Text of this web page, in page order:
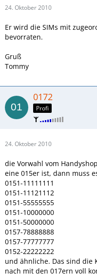
24. Oktober 2010
Er wird die SIMs mit
bevorraten.
Gruß
Tommy
0172
Profi
24. Oktober 2010
die Vorwahl vom
eine 015er ist, dann muss
0151-11111111
0151-11121112
0151-55555555
0151-10000000
0151-50000000
0157-78888888
0157-77777777
0152-22222222
und ähnliche. Das sind die
nach mit den 017ern voll